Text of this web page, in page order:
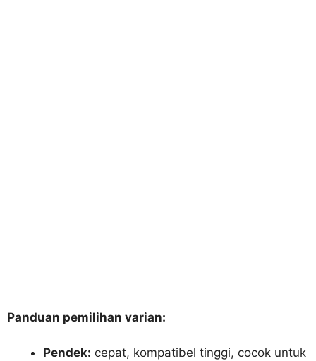
Panduan pemilihan varian:
Pendek: cepat, kompatibel tinggi, cocok untuk